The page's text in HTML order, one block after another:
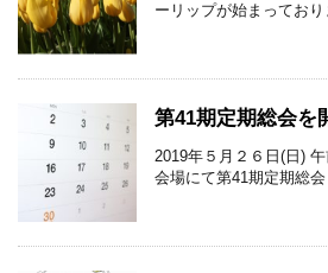
ーリップが始まってお
第41期定期総会を
2019年５月２６日(日)
会場にて第41期定期総